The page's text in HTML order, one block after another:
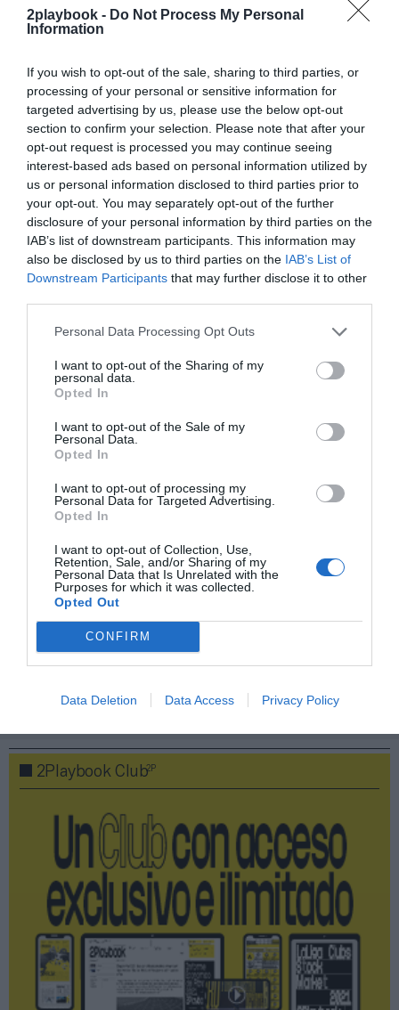
2playbook - Do Not Process My Personal
Information
If you wish to opt-out of the sale, sharing to third parties, or
processing of your personal or sensitive information for
targeted advertising by us, please use the below opt-out
section to confirm your selection. Please note that after your
opt-out request is processed you may continue seeing
interest-based ads based on personal information utilized by
us or personal information disclosed to third parties prior to
your opt-out. You may separately opt-out of the further
disclosure of your personal information by third parties on the
IAB’s list of downstream participants. This information may
also be disclosed by us to third parties on the IAB’s List of
Downstream Participants that may further disclose it to other
Personal Data Processing Opt Outs
I want to opt-out of the Sharing of my
personal data.
Opted In
I want to opt-out of the Sale of my
Personal Data.
Opted In
I want to opt-out of processing my
Personal Data for Targeted Advertising.
Opted In
I want to opt-out of Collection, Use,
Retention, Sale, and/or Sharing of my
Personal Data that Is Unrelated with the
Purposes for which it was collected.
Opted Out
CONFIRM
Data Deletion Data Access Privacy Policy
Índex2P
Real Sociedad
LaLiga
Sobre Intelligence 2P
inteligencia de mercado de 2Playbook, cuya plataforma
de datos monitoriza la asistencia y venta de entradas de
más de 200 ligas y torneos masculinos y femeninos en
España, 100 festivales de música, museos y eventos de
entretenimiento, y otras 100 carreras populares de
running y ciclismo.
El módulo incluye información club a club en LaLiga,
ACB, Asobal, Superliga de voleibol y ligas extranjeras
como NBA, Euroliga, Premier League, Bundesliga, Serie
A y Ligue 1, así como los datos de asistencia media y
agregada partidos de selecciones, torneos
internacionales celebrados en España o Copas del Rey y
de la Reina de todos los deportes. Si quieres más
deintelligence@2playbook.com.
de forma gratuita
Mantente informado con las últimas noticias de actualidad.
Imprimir
2Playbook Club2P